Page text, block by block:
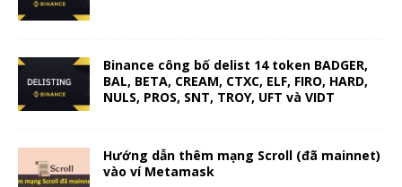
Binance công bố delist 14 token BADGER,
BAL, BETA, CREAM, CTXC, ELF, FIRO, HARD,
NULS, PROS, SNT, TROY, UFT và VIDT
Hướng dẫn thêm mạng Scroll (đã mainnet)
vào ví Metamask